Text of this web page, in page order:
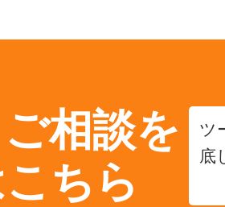
相談を
ちら
ツ
底